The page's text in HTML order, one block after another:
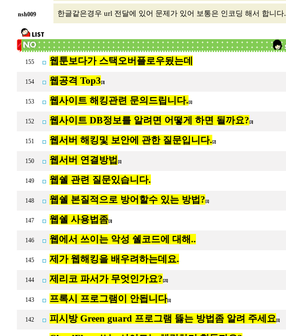
nsh009 한글같은경우 url 전달에 있어 문제가 있어 보통은 인코딩 해서 합니다.
155 웹툰보다가 스택오버플로우됬는데
154 웹공격 Top3 [3]
153 웹사이트 해킹관련 문의드립니다. [1]
152 웹사이트 DB정보를 알려면 어떻게 하면 될까요? [3]
151 웹서버 해킹및 보안에 관한 질문입니다. [2]
150 웹서버 연결방법 [1]
149 웹쉘 관련 질문있습니다.
148 웹쉘 본질적으로 방어할수 있는 방법? [1]
147 웹쉘 사용법좀[3]
146 웹에서 쓰이는 악성 쉘코드에 대해..
145 제가 웹해킹을 배우려하는데요.
144 제리코 파서가 무엇인가요? [21]
143 프록시 프로그램이 안됩니다[1]
142 피시방 Green guard 프로그램 뜷는 방법좀 알려 주세요 [1]